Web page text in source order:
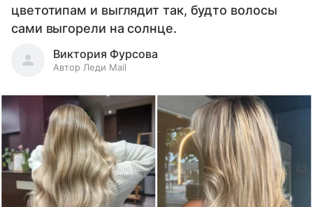
цветотипам и выглядит так, будто волосы
сами выгорели на солнце.
Виктория Фурсова
Автор Леди Mail